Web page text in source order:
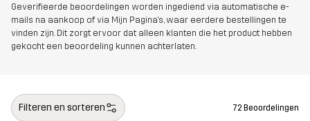
Ontworpen
voor
JACHT- EN NATUURFOTOGRAFIE WANDELEN
Geverifieerde beoordelingen worden ingediend via automatische e-
mails na aankoop of via Mijn Pagina's, waar eerdere bestellingen te
vinden zijn. Dit zorgt ervoor dat alleen klanten die het product hebben
gekocht een beoordeling kunnen achterlaten.
Filteren en sorteren 72 Beoordelingen